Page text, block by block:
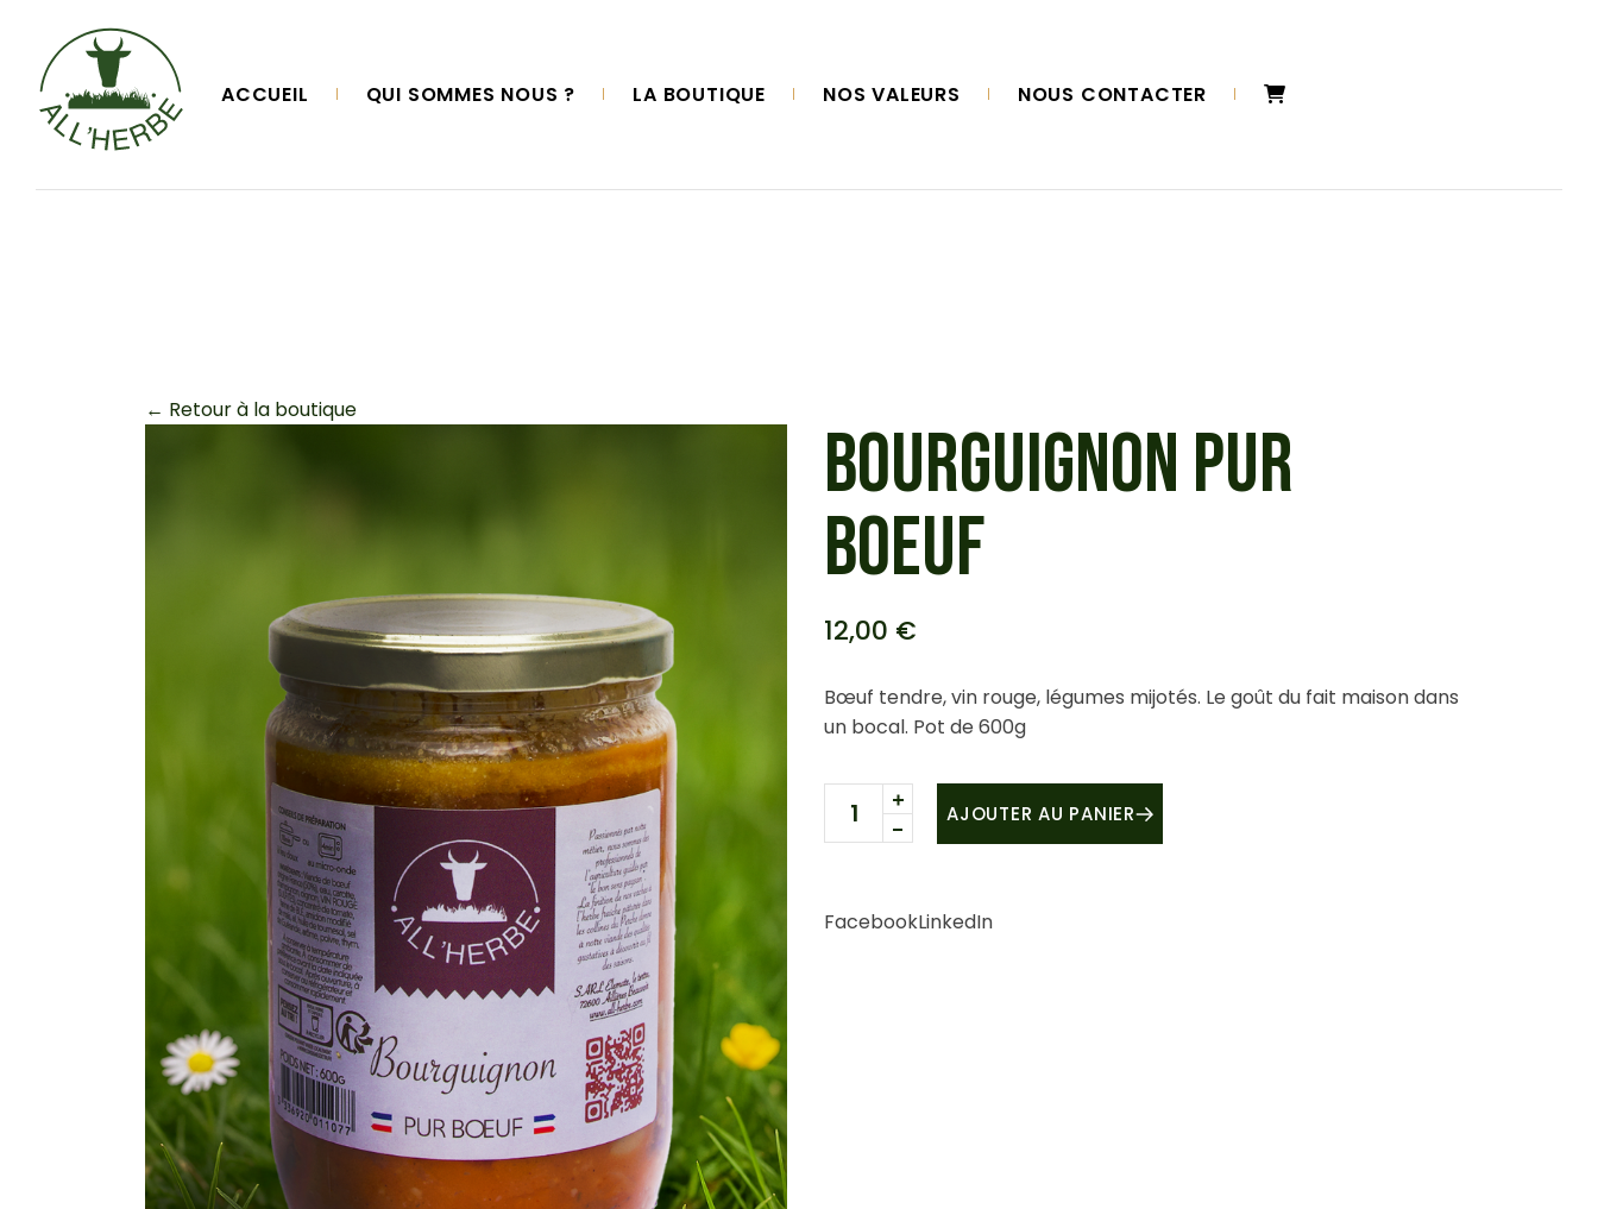
content
ACCUEIL
QUI SOMMES NOUS ? LA BOUTIQUE NOS VALEURS NOUS CONTACTER
← Retour à la boutique
BOURGUIGNON PUR
BOEUF
12,00 €
Bœuf tendre, vin rouge, légumes mijotés. Le goût du fait maison dans
un bocal. Pot de 600g
Bourguignon pur boeuf quantity
AJOUTER AU PANIER
FacebookLinkedIn